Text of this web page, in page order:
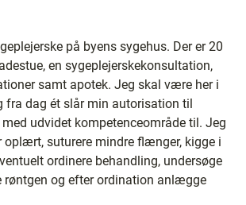
på byens sygehus. Der er 20
en sygeplejerskekonsultation,
samt apotek. Jeg skal være her i
fra dag ét slår min autorisation til
udvidet kompetenceområde til. Jeg
oplært, suturere mindre flænger, kigge i
ordinere behandling, undersøge
røntgen og efter ordination anlægge